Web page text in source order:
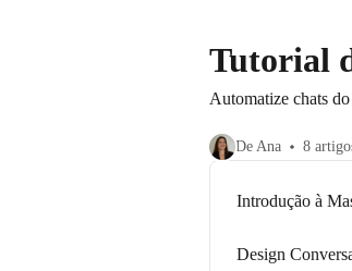
Tutorial
Automatize chats
De Ana 8
Introdução à
Design